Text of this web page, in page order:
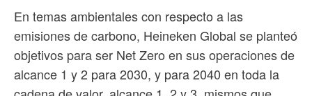
En temas ambientales con respecto a las
emisiones de carbono, Heineken Global se planteó
objetivos para ser Net Zero en sus operaciones de
alcance 1 y 2 para 2030, y para 2040 en toda la